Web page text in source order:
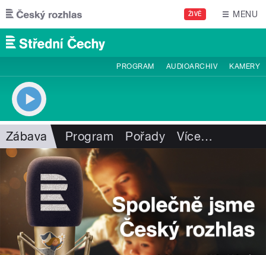
Přejít k hlavnímu obsahu
ŽIVĚ MENU
PROGRAM AUDIOARCHIV KAMERY
Zábava Program Pořady Více…